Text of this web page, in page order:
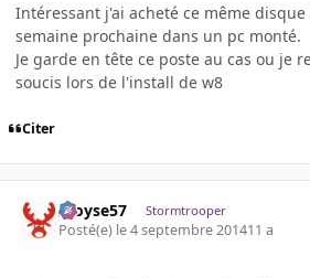
Intéressant j'ai acheté ce même
semaine prochaine dans un pc monté.
Je garde en tête ce poste au cas ou je
soucis lors de l'install de w8
Citer
Aloyse57 Stormtrooper
Posté(e) le 4 septembre 201411 a